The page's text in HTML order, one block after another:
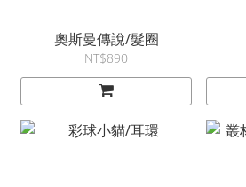
奧斯曼傳說/髮圈
NT$890